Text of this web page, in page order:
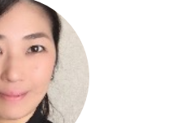
生を】をモットーに
ント®講座】
ン講座】
】を開催中